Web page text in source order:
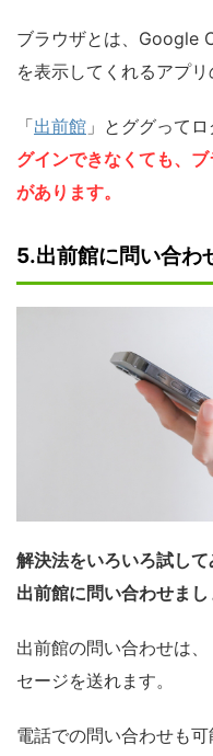
ブラウザとは、Google
を表示してくれるアプリ
「出前館 」とググって
グインできなくても、
があります。
5.出前館に問い合わ
解決法をいろいろ試して
出前館に問い合わせまし
出前館の問い合わせは、
セージを送れます。
電話での問い合わせも